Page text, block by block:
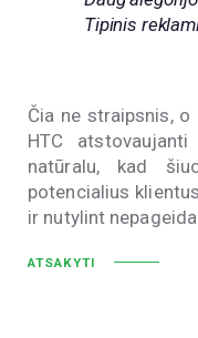
Tipinis
Čia ne straipsnis,
HTC
natūralu, kad
potencialius
ir nutylint
ATSAKYTI